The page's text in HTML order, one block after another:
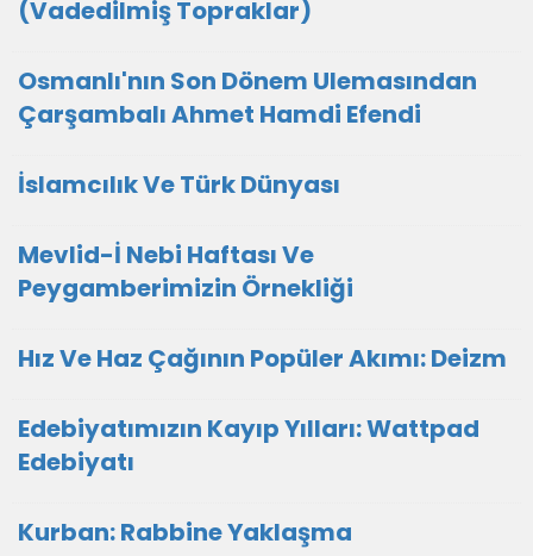
(Vadedilmiş Topraklar)
Osmanlı'nın Son Dönem Ulemasından
Çarşambalı Ahmet Hamdi Efendi
İslamcılık Ve Türk Dünyası
Mevlid-İ Nebi Haftası Ve
Peygamberimizin Örnekliği
Hız Ve Haz Çağının Popüler Akımı: Deizm
Edebiyatımızın Kayıp Yılları: Wattpad
Edebiyatı
Kurban: Rabbine Yaklaşma